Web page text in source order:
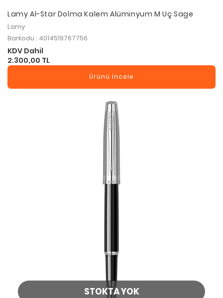
Lamy Al-Star Dolma Kalem Alüminyum M Uç Sage
Lamy
Barkodu : 4014519767756
KDV Dahil
2.300,00 TL
Ürünü İncele
STOKTA YOK